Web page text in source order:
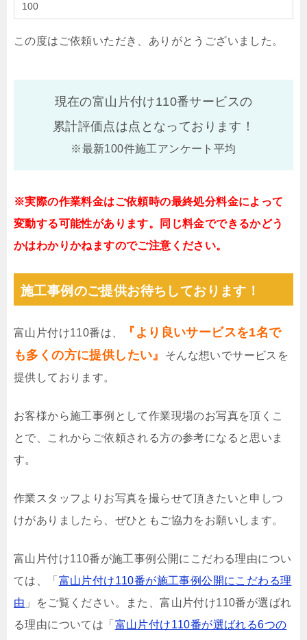
100
この度はご依頼いただき、ありがとうございました。
現在の富山片付け110番サービスの
累計評価点は点となっております！
※最新100件施工アンケート平均
※実際の作業料金はご依頼時の最終処分料金によって
変動する可能性があります。同じ料金でできるかどう
かはわかりかねますのでご注意ください。
施工事例のご提供お待ちしております！
富山片付け110番は、
『より良いサービスを1名で
も多くの方に提供したい』
そんな想いでサービスを
提供しております。
お客様から施工事例として作業現場のお写真を頂くこ
とで、これからご依頼される方の参考になると思いま
す。
作業スタッフよりお写真を撮らせて頂きたいと申しつ
けがありましたら、ぜひともご協力をお願いします。
富山片付け110番が施工事例公開にこだわる理由につい
ては、「 富山片付け110番が施工事例公開にこだわる理
由 」をご覧ください。また、富山片付け110番が選ばれ
る理由については「 富山片付け110番が選ばれる6つの